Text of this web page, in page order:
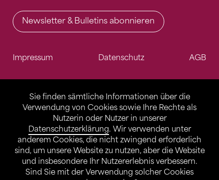
Sie finden sämtliche Informationen über die
Verwendung von Cookies sowie Ihre Rechte als
Nutzerin oder Nutzer in unserer
Datenschutzerklärung. Wir verwenden unter
anderem Cookies, die nicht zwingend erforderlich
sind, um unsere Website zu nutzen, aber die Website
und insbesondere Ihr Nutzererlebnis verbessern.
Sind Sie mit der Verwendung solcher Cookies
Newsletter & Bulletins abonnieren
Impressum Datenschutz AGB